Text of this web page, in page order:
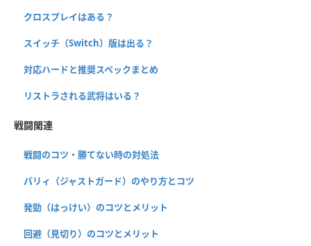
クロスプレイはある？
スイッチ（Switch）版は出る？
対応ハードと推奨スペックまとめ
リストラされる武将はいる？
戦闘関連
戦闘のコツ・勝てない時の対処法
パリィ（ジャストガード）のやり方とコツ
発勁（はっけい）のコツとメリット
回避（見切り）のコツとメリット